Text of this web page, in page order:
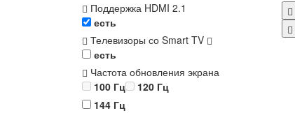
Поддержка HDMI 2.1
есть
Телевизоры со Smart TV
есть
Частота обновления экрана
100 Гц
120 Гц
144 Гц